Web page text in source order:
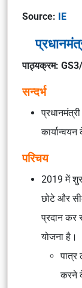
Source: IE
पाठ्यक्रम: GS3/
सन्दर्भ
परिचय
2019 में
छोटे और
प्रदान कर
योजना है।
पात्र
करने